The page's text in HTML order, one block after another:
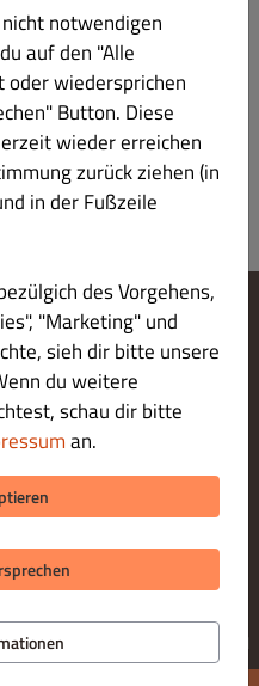
€ 10.90
Chili-Mayonnaise
bereitgestellt von
notwendigen
auf den "Alle
wiedersprichen
Button. Diese
wieder erreichen
zurück ziehen (in
in der Fußzeile
des Vorgehens,
"Marketing" und
sieh dir bitte unsere
du weitere
schau dir bitte
an.